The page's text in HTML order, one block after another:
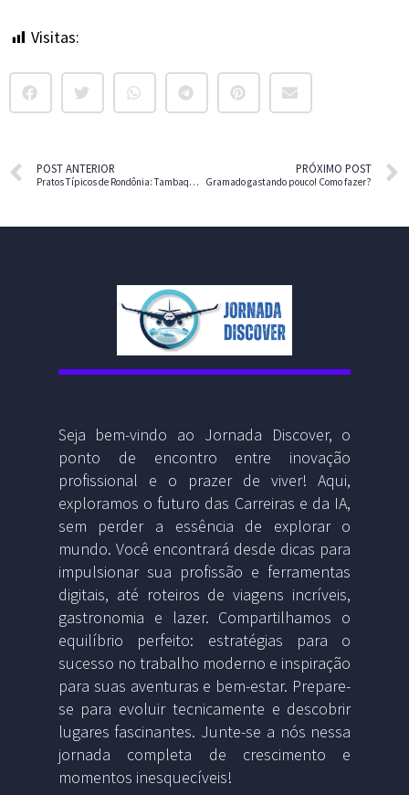
Visitas:
POST ANTERIOR
Pratos Típicos de Rondônia: Tambaqui na Brasa
PRÓXIMO POST
Gramado gastando pouco! Como fazer?
Seja bem-vindo ao Jornada Discover, o
ponto de encontro entre inovação
profissional e o prazer de viver! Aqui,
exploramos o futuro das Carreiras e da IA,
sem perder a essência de explorar o
mundo. Você encontrará desde dicas para
impulsionar sua profissão e ferramentas
digitais, até roteiros de viagens incríveis,
gastronomia e lazer. Compartilhamos o
equilíbrio perfeito: estratégias para o
sucesso no trabalho moderno e inspiração
para suas aventuras e bem-estar. Prepare-
se para evoluir tecnicamente e descobrir
lugares fascinantes. Junte-se a nós nessa
jornada completa de crescimento e
momentos inesquecíveis!